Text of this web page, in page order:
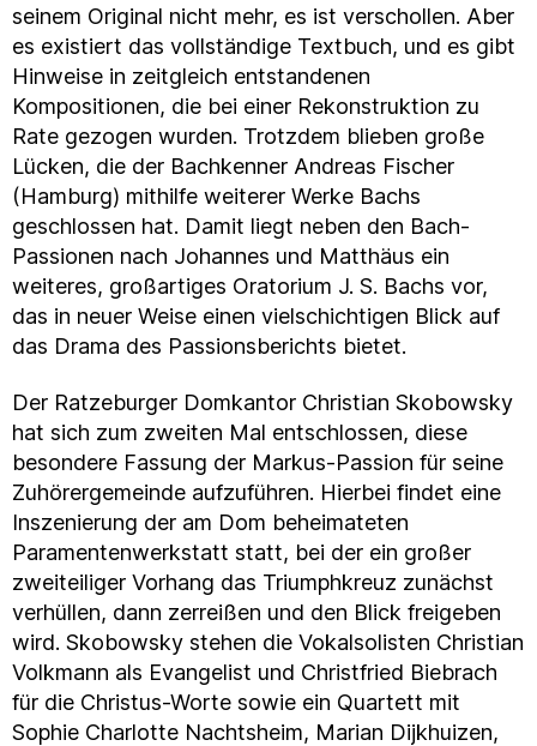
seinem Original nicht mehr, es ist verschollen. Aber
es existiert das vollständige Textbuch, und es gibt
Hinweise in zeitgleich entstandenen
Kompositionen, die bei einer Rekonstruktion zu
Rate gezogen wurden. Trotzdem blieben große
Lücken, die der Bachkenner Andreas Fischer
(Hamburg) mithilfe weiterer Werke Bachs
geschlossen hat. Damit liegt neben den Bach-
Passionen nach Johannes und Matthäus ein
weiteres, großartiges Oratorium J. S. Bachs vor,
das in neuer Weise einen vielschichtigen Blick auf
das Drama des Passionsberichts bietet.
Der Ratzeburger Domkantor Christian Skobowsky
hat sich zum zweiten Mal entschlossen, diese
besondere Fassung der Markus-Passion für seine
Zuhörergemeinde aufzuführen. Hierbei findet eine
Inszenierung der am Dom beheimateten
Paramentenwerkstatt statt, bei der ein großer
zweiteiliger Vorhang das Triumphkreuz zunächst
verhüllen, dann zerreißen und den Blick freigeben
wird. Skobowsky stehen die Vokalsolisten Christian
Volkmann als Evangelist und Christfried Biebrach
für die Christus-Worte sowie ein Quartett mit
Sophie Charlotte Nachtsheim, Marian Dijkhuizen,